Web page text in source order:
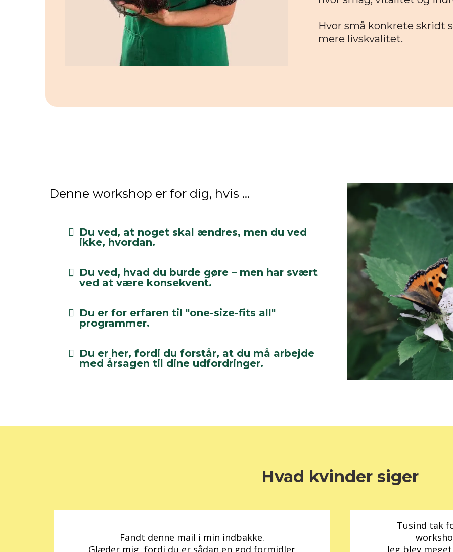
Hvor små konkrete skridt
mere livskvalitet.
Denne workshop er for dig, hvis …
Du ved, at noget skal ændres, men du ved
ikke, hvordan.
Du ved, hvad du burde gøre – men har svært
ved at være konsekvent.
Du er for erfaren til "one-size-fits all"
programmer.
Du er her, fordi du forstår, at du må arbejde
med årsagen til dine udfordringer.
Hvad kvinder siger
Fandt denne mail i min indbakke.
Glæder mig, fordi du er sådan en god formidler
Tusind tak
Jeg blev